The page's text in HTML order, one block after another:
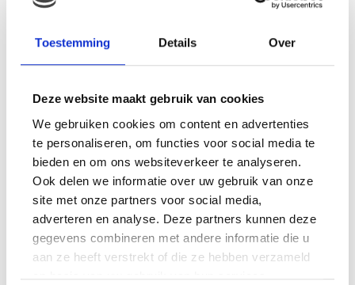
Toestemming Details Over
Deze website maakt gebruik van cookies
We gebruiken cookies om content en advertenties
te personaliseren, om functies voor social media te
bieden en om ons websiteverkeer te analyseren.
Ook delen we informatie over uw gebruik van onze
site met onze partners voor social media,
adverteren en analyse. Deze partners kunnen deze
gegevens combineren met andere informatie die u
aan ze heeft verstrekt of die ze hebben verzameld
MAMA ESTHER: OP MIJN 20E
MIJN EERSTE DOCHTER
BEVALLINGSVERHAAL DEEL 1
MAMA ALYSIA: IK KREEG
HERHAALDE MISKRAMEN, IK
VOELDE ME EEN
MISLUKKELING…